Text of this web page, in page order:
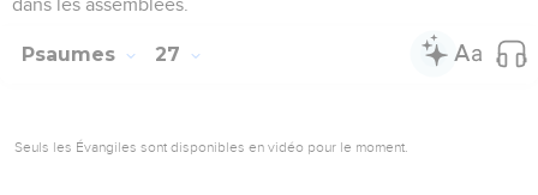
dans les assemblées.
Psaumes 27
Seuls les Évangiles sont disponibles en vidéo pour le moment.